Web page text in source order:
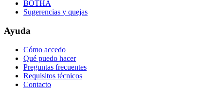
BOTHA
Sugerencias y quejas
Ayuda
Cómo accedo
Qué puedo hacer
Preguntas frecuentes
Requisitos técnicos
Contacto